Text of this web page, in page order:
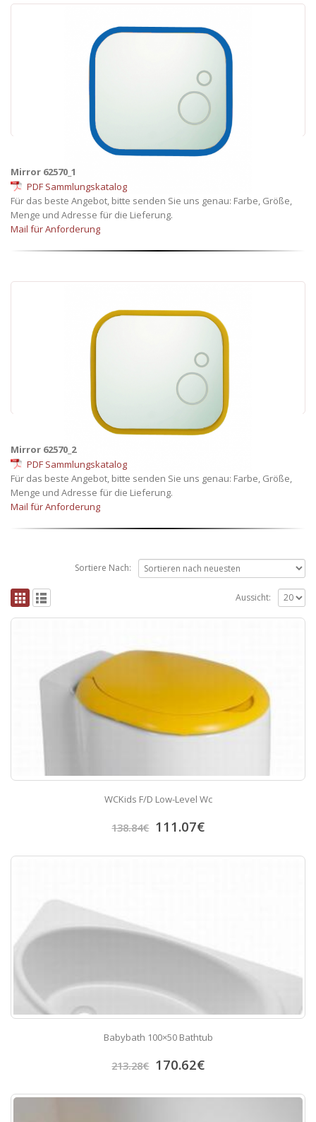
Mirror 62570_1
PDF Sammlungskatalog
Für das beste Angebot, bitte senden Sie uns genau: Farbe, Größe,
Menge und Adresse für die Lieferung.
Mail für Anforderung
Mirror 62570_2
PDF Sammlungskatalog
Für das beste Angebot, bitte senden Sie uns genau: Farbe, Größe,
Menge und Adresse für die Lieferung.
Mail für Anforderung
Sortiere Nach:
Aussicht:
WCKids F/D Low-Level Wc
138.84€ 111.07€
Babybath 100×50 Bathtub
213.28€ 170.62€